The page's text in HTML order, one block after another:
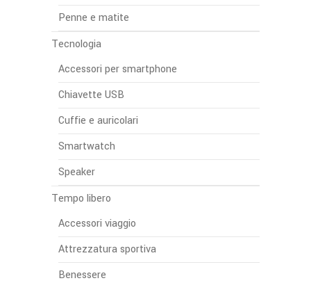
Penne e matite
Tecnologia
Accessori per smartphone
Chiavette USB
Cuffie e auricolari
Smartwatch
Speaker
Tempo libero
Accessori viaggio
Attrezzatura sportiva
Benessere